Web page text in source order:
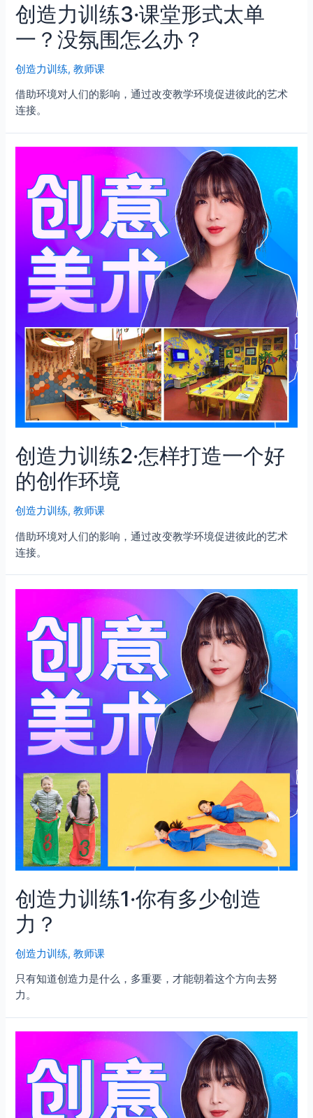
创造力训练3·课堂形式太单
一？没氛围怎么办？
创造力训练,教师课
借助环境对人们的影响，通过改变教学环境促进彼此的艺术
连接。
创造力训练2·怎样打造一个好
的创作环境
创造力训练,教师课
借助环境对人们的影响，通过改变教学环境促进彼此的艺术
连接。
创造力训练1·你有多少创造
力？
创造力训练,教师课
只有知道创造力是什么，多重要，才能朝着这个方向去努
力。